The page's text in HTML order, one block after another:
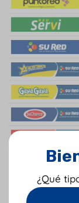
Luego de
pedir los
¿Qué